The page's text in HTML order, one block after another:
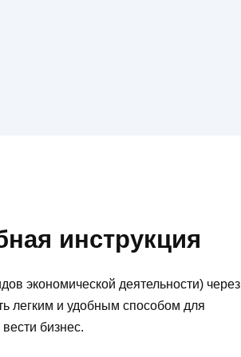
инструкция
экономической деятельности) через
легким и удобным способом для
бизнес.